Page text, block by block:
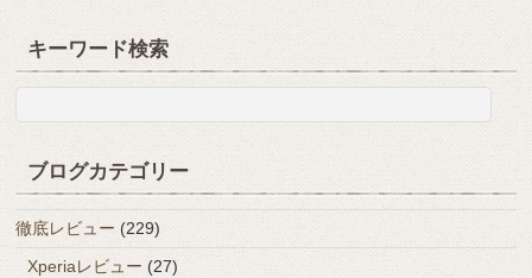
キーワード検索
ブログカテゴリー
徹底レビュー (229)
Xperiaレビュー (27)